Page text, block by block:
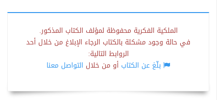
الملكية الفكرية محفوظة لمؤلف الكتاب المذكور.
في حالة وجود مشكلة بالكتاب الرجاء الإبلاغ من خلال أحد
الروابط التالية:
بلّغ عن الكتاب أو من خلال التواصل معنا